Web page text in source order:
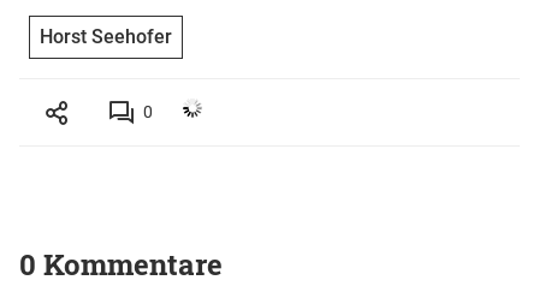
Horst Seehofer
0
0 Kommentare